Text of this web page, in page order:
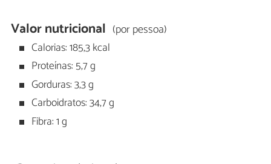
Valor nutricional (por pessoa)
Calorias: 185,3 kcal
Proteínas: 5,7 g
Gorduras: 3,3 g
Carboidratos: 34,7 g
Fibra: 1 g